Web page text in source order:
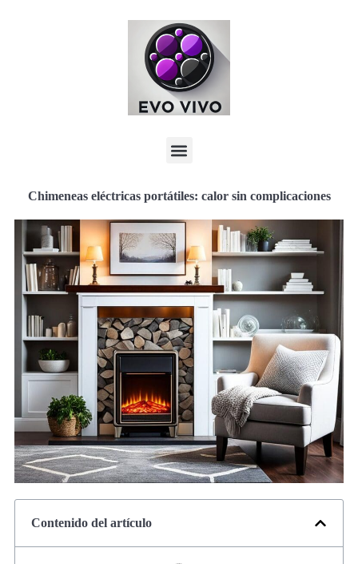
Chimeneas eléctricas portátiles: calor sin complicaciones
Contenido del artículo